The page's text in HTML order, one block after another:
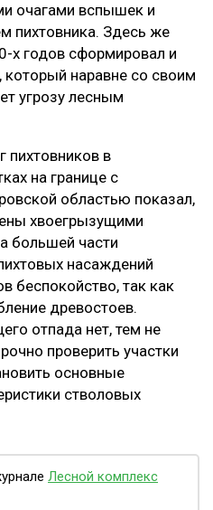
очагами вспышек и
пихтовника. Здесь же
х годов сформировал и
который наравне со своим
угрозу лесным
пихтовников в
на границе с
областью показал,
хвоегрызущими
большей части
насаждений
беспокойство, так как
древостоев.
отпада нет, тем не
проверить участки
основные
стволовых
Лесной комплекс